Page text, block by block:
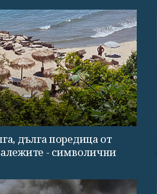
дълга поредица от
- символични